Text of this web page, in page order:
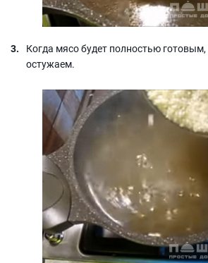
Когда мясо будет полностью
остужаем.